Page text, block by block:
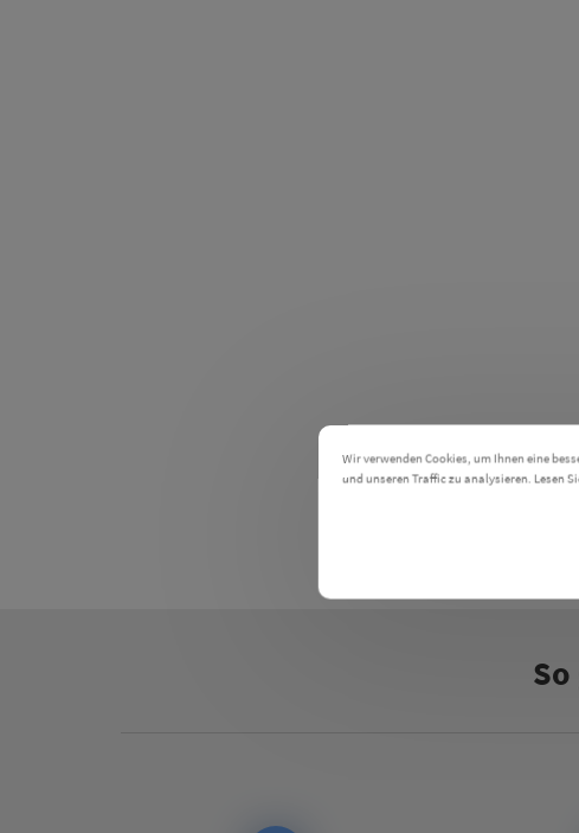
Wir verwenden Cookies, um Ihnen eine
und unseren Traffic zu analysieren. Lesen